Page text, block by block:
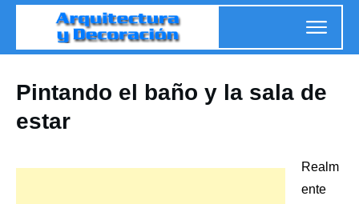
Pintando el baño y la sala de
estar
Realm
ente